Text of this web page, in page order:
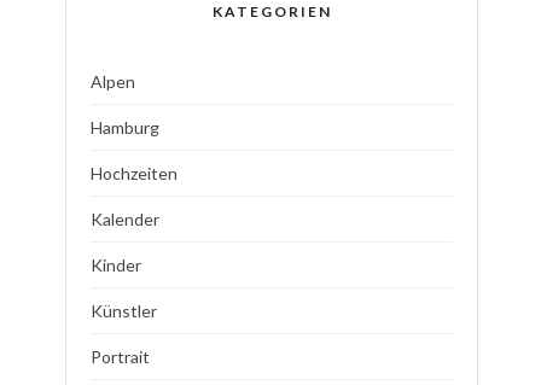
KATEGORIEN
Alpen
Hamburg
Hochzeiten
Kalender
Kinder
Künstler
Portrait